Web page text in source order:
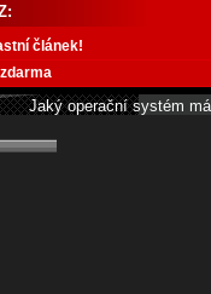
článek!
Jaký operační systém